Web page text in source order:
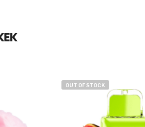
OUT OF STOCK